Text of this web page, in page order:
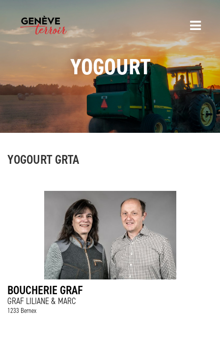
YOGOURT
YOGOURT GRTA
BOUCHERIE GRAF
GRAF LILIANE & MARC
1233 Bernex